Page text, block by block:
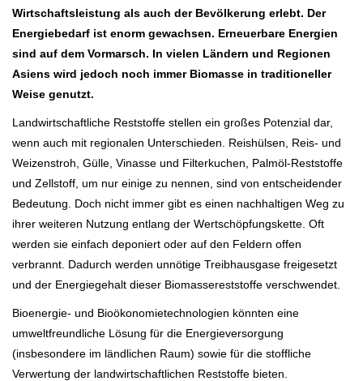
Wirtschaftsleistung als auch der Bevölkerung erlebt. Der
Energiebedarf ist enorm gewachsen. Erneuerbare Energien
sind auf dem Vormarsch. In vielen Ländern und Regionen
Asiens wird jedoch noch immer Biomasse in traditioneller
Weise genutzt.
Landwirtschaftliche Reststoffe stellen ein großes Potenzial dar,
wenn auch mit regionalen Unterschieden. Reishülsen, Reis- und
Weizenstroh, Gülle, Vinasse und Filterkuchen, Palmöl-Reststoffe
und Zellstoff, um nur einige zu nennen, sind von entscheidender
Bedeutung. Doch nicht immer gibt es einen nachhaltigen Weg zu
ihrer weiteren Nutzung entlang der Wertschöpfungskette. Oft
werden sie einfach deponiert oder auf den Feldern offen
verbrannt. Dadurch werden unnötige Treibhausgase freigesetzt
und der Energiegehalt dieser Biomassereststoffe verschwendet.
Bioenergie- und Bioökonomietechnologien könnten eine
umweltfreundliche Lösung für die Energieversorgung
(insbesondere im ländlichen Raum) sowie für die stoffliche
Verwertung der landwirtschaftlichen Reststoffe bieten.